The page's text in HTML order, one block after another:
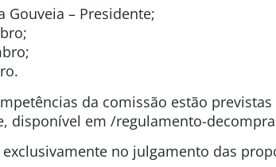
Gouveia – Presidente;
da comissão estão
disponível em /regulamento-
exclusivamente no julgamento das